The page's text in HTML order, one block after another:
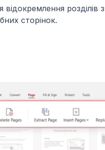
розділів
сторінок.